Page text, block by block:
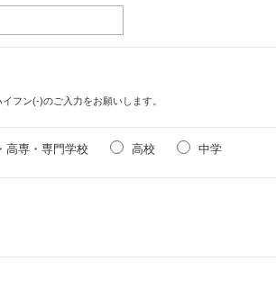
フン(-)のご入力をお願いします。
高専・専門学校 高校 中学